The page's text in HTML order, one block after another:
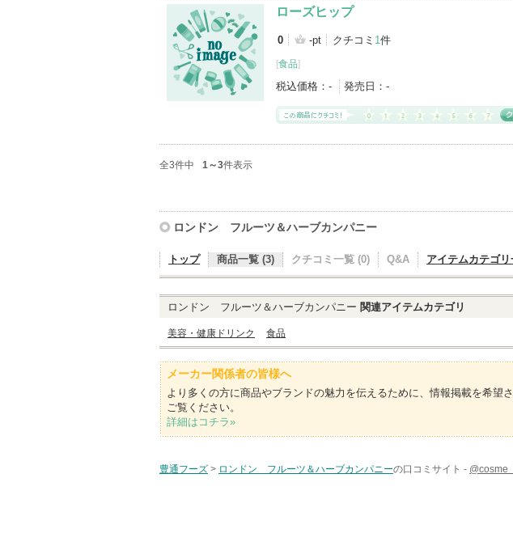
ローズヒップ
0 -pt クチコミ 1件
[食品]
税込価格： - 発売日： -
全3件中 1～3件表示
ロンドン フルーツ＆ハーブカンパニー
トップ 商品一覧 (3) クチコミ一覧 (0) Q&A アイテムカテゴ
ロンドン フルーツ＆ハーブカンパニー 関連アイテムカテゴリ
美容・健康ドリンク 食品
メーカー関係者の皆様へ
より多くの方に商品やブランドの魅力を伝えるために、情報掲載を希望
ご覧ください。
詳細はコチラ»
豊通フーズ > ロンドン フルーツ＆ハーブカンパニーの口コミサイト - @cosme